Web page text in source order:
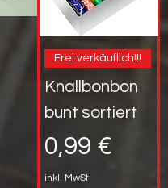
Frei verkäuflich!!!
Knallbonbon
bunt sortiert
Preis
0,99 €
inkl. MwSt.